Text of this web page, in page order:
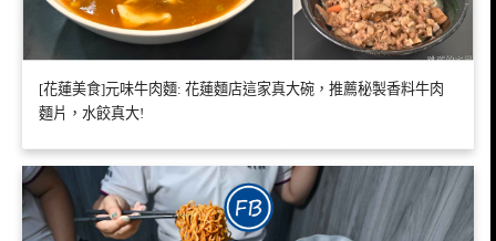
[花蓮美食]元味牛肉麵: 花蓮麵店這家真大碗，推薦秘製香料牛肉
麵片，水餃真大!